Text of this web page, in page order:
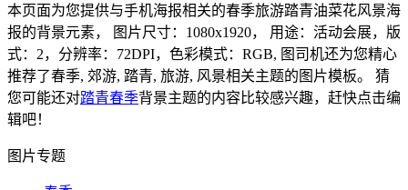
本页面为您提供与手机海报相关的春季旅游踏青油菜花风景海
报的背景元素， 图片尺寸：1080x1920， 用途：活动会展，版
式：2，分辨率：72DPI，色彩模式：RGB, 图司机还为您精心
推荐了春季, 郊游, 踏青, 旅游, 风景相关主题的图片模板。 猜
您可能还对踏青春季背景主题的内容比较感兴趣，赶快点击编
辑吧！
图片专题